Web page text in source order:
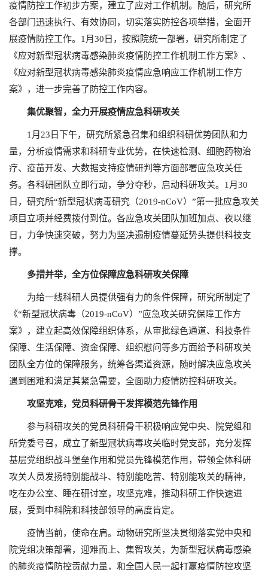
疫情防控工作初步方案，建立了应对工作机制。随后，研究所
各部门迅速执行、有效协同，切实落实防控各项举措，全面开
展疫情防控工作。1月30日，按照院统一部署，研究所制定了
《应对新型冠状病毒感染肺炎疫情防控工作机制工作方案》、
《应对新型冠状病毒感染肺炎疫情应急响应工作机制工作方
案》，进一步完善了防控工作内容。
集优聚智，全力开展疫情应急科研攻关
1月23日下午，研究所紧急召集和组织科研优势团队和力
量，分析疫情需求和科研专业优势，在快速检测、细胞药物治
疗、疫苗开发、大数据支持疫情研判等方面部署应急攻关任
务。各科研团队立即行动，争分夺秒，启动科研攻关。1月30
日，研究所“新型冠状病毒研究（2019-nCoV）”第一批应急攻关
项目立项并经费拨付到位。各应急攻关团队加班加点、夜以继
日，力争快速突破，努力为坚决遏制疫情蔓延势头提供科技支
撑。
多措并举，全方位保障应急科研攻关保障
为给一线科研人员提供强有力的条件保障，研究所制定了
《“新型冠状病毒（2019-nCoV）”应急攻关研究保障工作方
案》，建立起高效保障组织体系，从审批绿色通道、科技条件
保障、生活保障、资金保障、组织慰问等多方面给予科研攻关
团队全方位的保障服务，统筹各渠道资源，随时解决应急攻关
遇到困难和满足其紧急需要，全面助力疫情防控科研攻关。
攻坚克难，党员科研骨干发挥模范先锋作用
参与科研攻关的党员科研骨干积极响应党中央、院党组和
所党委号召，成立了新型冠状病毒攻关临时党支部，充分发挥
基层党组织战斗堡垒作用和党员先锋模范作用，带领全体科研
攻关人员发扬特别能战斗、特别能吃苦、特别能攻关的精神，
吃在办公室、睡在研讨室，攻坚克难，推动科研工作快速进
展，受到中科院和科技部领导的高度肯定。
疫情当前，使命在肩。动物研究所坚决贯彻落实党中央和
院党组决策部署，迎难而上、集智攻关，为新型冠状病毒感染
的肺炎疫情防控贡献力量，和全国人民一起打赢疫情防控攻坚